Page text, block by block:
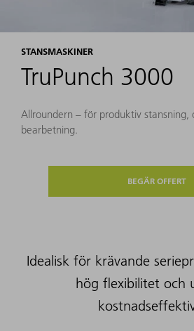
STANSMASKINER
TruPunch 3000
Allroundern – för produktiv
bearbetning​.
BEGÄR OFFERT
Idealisk för krävande
hög flexibilitet och